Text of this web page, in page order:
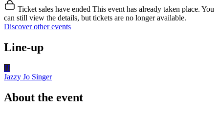
Ticket sales have ended This event has already taken place. You
can still view the details, but tickets are no longer available.
Discover other events
Line-up
JJ
Jazzy Jo Singer
About the event